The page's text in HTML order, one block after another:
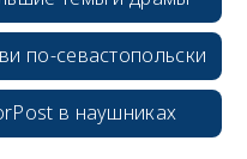
по-севастопольски
в наушниках
erid: 2SDnjcrDNw6